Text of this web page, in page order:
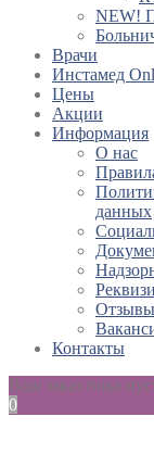
NEW!
Врачи
Инстамед
Цены
Акции
Информация
О нас
данных
Отзывы
Контакты
Ваш заказ пока
0